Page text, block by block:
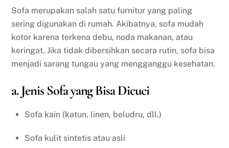
Sofa merupakan salah satu furnitur yang paling
sering digunakan di rumah. Akibatnya, sofa mudah
kotor karena terkena debu, noda makanan, atau
keringat. Jika tidak dibersihkan secara rutin, sofa bisa
menjadi sarang tungau yang mengganggu kesehatan.
a. Jenis Sofa yang Bisa Dicuci
Sofa kain (katun, linen, beludru, dll.)
Sofa kulit sintetis atau asli